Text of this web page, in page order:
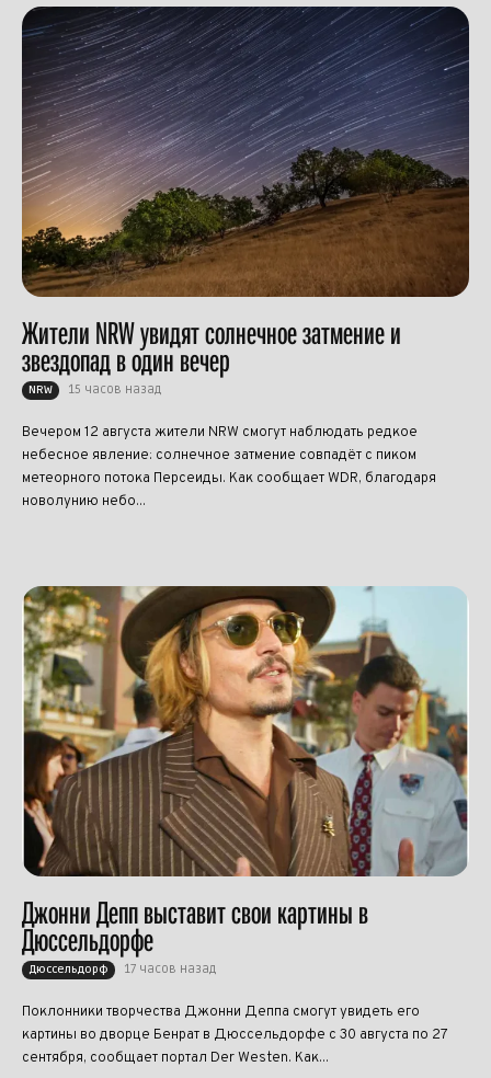
Жители NRW увидят солнечное затмение и
звездопад в один вечер
NRW 15 часов назад
Вечером 12 августа жители NRW смогут наблюдать редкое
небесное явление: солнечное затмение совпадёт с пиком
метеорного потока Персеиды. Как сообщает WDR, благодаря
новолунию небо...
Джонни Депп выставит свои картины в
Дюссельдорфе
Дюссельдорф 17 часов назад
Поклонники творчества Джонни Деппа смогут увидеть его
картины во дворце Бенрат в Дюссельдорфе с 30 августа по 27
сентября, сообщает портал Der Westen. Как...